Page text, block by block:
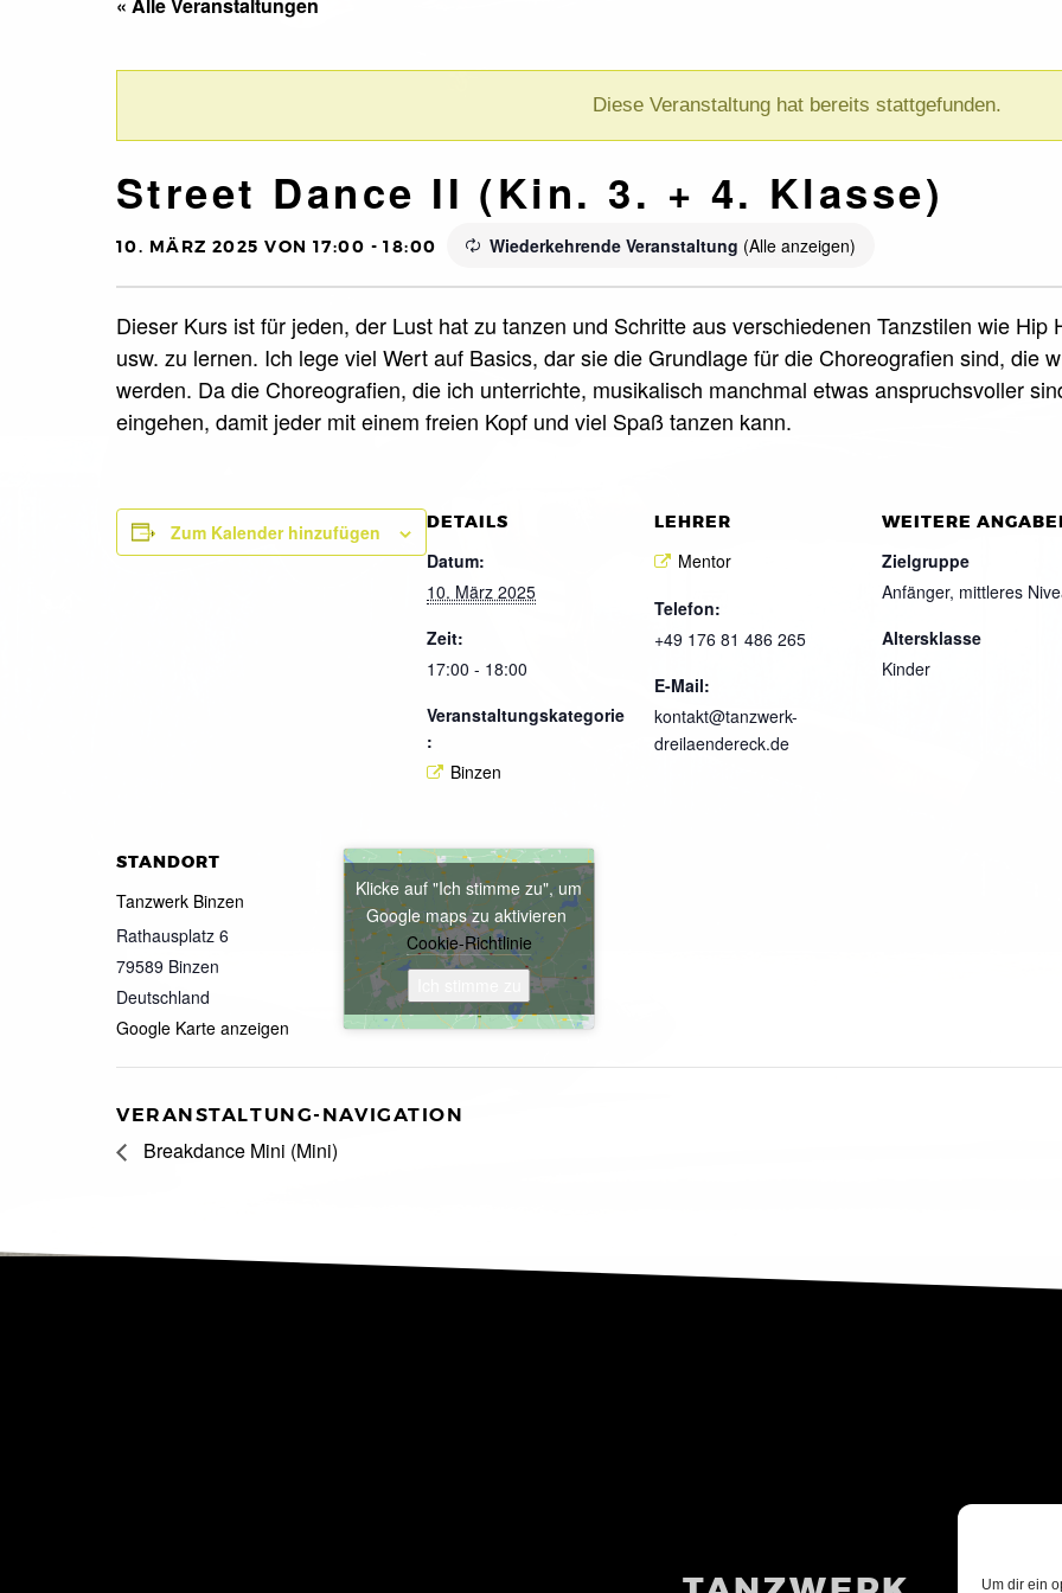
Um dir ein
Diese Veranstaltung hat bereits stattgefunden.
Street Dance II (Kin. 3. + 4. Klasse)
10. MÄRZ 2025 VON 17:00 -18:00 Wiederkehrende Veranstaltung (Alle anzeigen)
Dieser Kurs ist für jeden, der Lust hat zu tanzen und Schritte aus verschiedenen Tanzstilen wie
usw. zu lernen. Ich lege viel Wert auf Basics, dar sie die Grundlage für die Choreografien sind, die
werden. Da die Choreografien, die ich unterrichte, musikalisch manchmal etwas anspruchsvoller
eingehen, damit jeder mit einem freien Kopf und viel Spaß tanzen kann.
Zum Kalender hinzufügen DETAILS
Datum:
10. März 2025
Zeit:
17:00 - 18:00
Veranstaltungskategorie
:
Binzen
LEHRER
Mentor
Telefon:
+49 176 81 486 265
E-Mail:
kontakt@tanzwerk-
dreilaendereck.de
WEITERE
Zielgruppe
Anfänger, mittleres
Altersklasse
Kinder
STANDORT
Tanzwerk Binzen
Rathausplatz 6
79589 Binzen
Deutschland
Google Karte anzeigen
Klicke auf "Ich stimme zu", um
Google maps zu aktivieren
Cookie-Richtlinie
VERANSTALTUNG-NAVIGATION
Breakdance Mini (Mini)